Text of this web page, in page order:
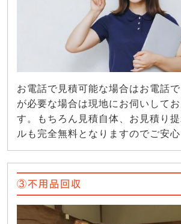
お電話で見積可能な場合はお電話
が必要な場合は現地にお伺いして
す。もちろん見積自体、お見積り
ルも完全無料となりますのでご安心
③不用品回収